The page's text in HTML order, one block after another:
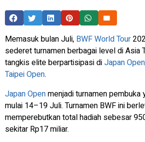
Memasuk bulan Juli, BWF World Tour
sederet turnamen berbagai level di Asia
tangkis elite berpartisipasi diJapan Open
Taipei Open.
Japan Openmenjadi turnamen pembuka
mulai 14–19 Juli. Turnamen BWF ini
memperebutkan total hadiah sebesar
sekitar Rp17 miliar.